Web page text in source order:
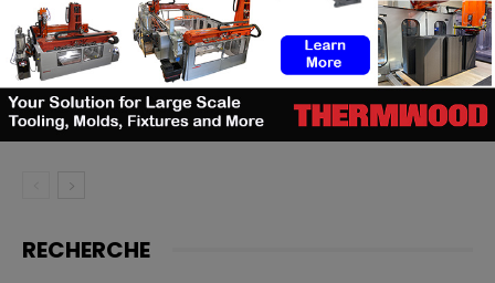
Le bon moment en FA : quand les
fabricants de machines doivent
lancer, et quand les utilisateurs
doivent investir
RECHERCHE